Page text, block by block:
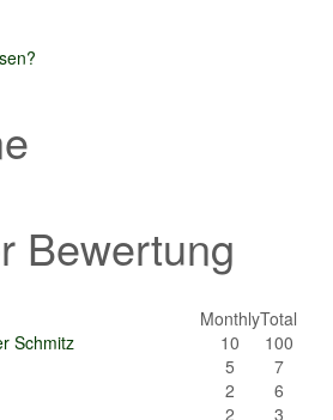
Bewertung
MonthlyTotal
Schmitz
10
100
5
7
2
6
2 3